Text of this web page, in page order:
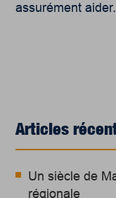
assurément aider.
Articles
Un siècle de
régionale